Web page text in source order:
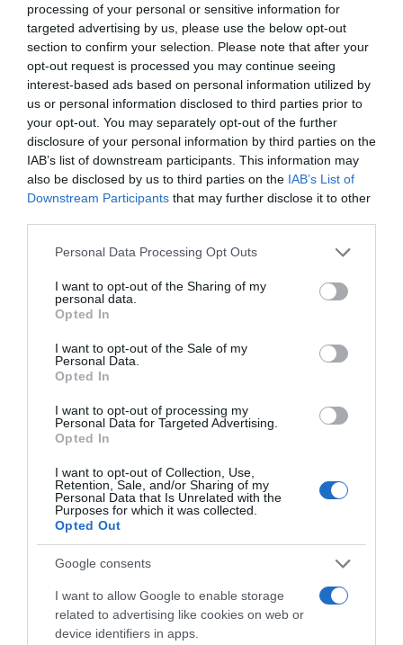
processing of your personal or sensitive information for
targeted advertising by us, please use the below opt-out
section to confirm your selection. Please note that after your
opt-out request is processed you may continue seeing
interest-based ads based on personal information utilized by
us or personal information disclosed to third parties prior to
your opt-out. You may separately opt-out of the further
disclosure of your personal information by third parties on the
IAB’s list of downstream participants. This information may
also be disclosed by us to third parties on the IAB’s List of
Downstream Participants that may further disclose it to other
Please note that this website/app uses one or more Google
not limited to your visit or usage behaviour. You may click to
grant or deny consent to Google and its third-party tags to
use your data for below specified purposes in below Google
consent section.
Personal Data Processing Opt Outs
I want to opt-out of the Sharing of my
personal data.
Opted In
I want to opt-out of the Sale of my
Personal Data.
Opted In
I want to opt-out of processing my
Personal Data for Targeted Advertising.
Opted In
I want to opt-out of Collection, Use,
Retention, Sale, and/or Sharing of my
Personal Data that Is Unrelated with the
Purposes for which it was collected.
Opted Out
Google consents
I want to allow Google to enable storage
related to advertising like cookies on web or
device identifiers in apps.
*ΤΑ ΆΝΘΗ ΤΟΥ ΚΑΚΟΎ*
Ο Μητσοτάκης κάνει σχέδια για την
Ελλάδα του 2030, ο Ανδρουλάκης για
εκείνη του 2035, ώρα είναι να βγει κι
ο Βελόπουλος…
εκλογές του 2040 (…στον Σύλλογο…
*ΚΑΤΩ ΣΤΟΝ ΠΕΙΡΑΙΑ* ΤΟΥ Ν. ΠΑΡΑΣΚΕΥΑ
Δήμος Πειραιά: Ασχολήθηκε κανείς
με τη σκαλωσιά που κατέρρευσε ή
μόνο οι… φωτογράφοι;
Όλοι ακούσαμε στις ειδήσεις, την περασμένη
εβδομάδα, ότι με τις βροχές και την κακοκαιρία…
*ΥΠΟΥΡΓΕΙΟ ΕΞΩ(ΦΡΕΝ)ΙΚΩΝ*
Το σχέδιο του Ισραήλ για τους
Κούρδους